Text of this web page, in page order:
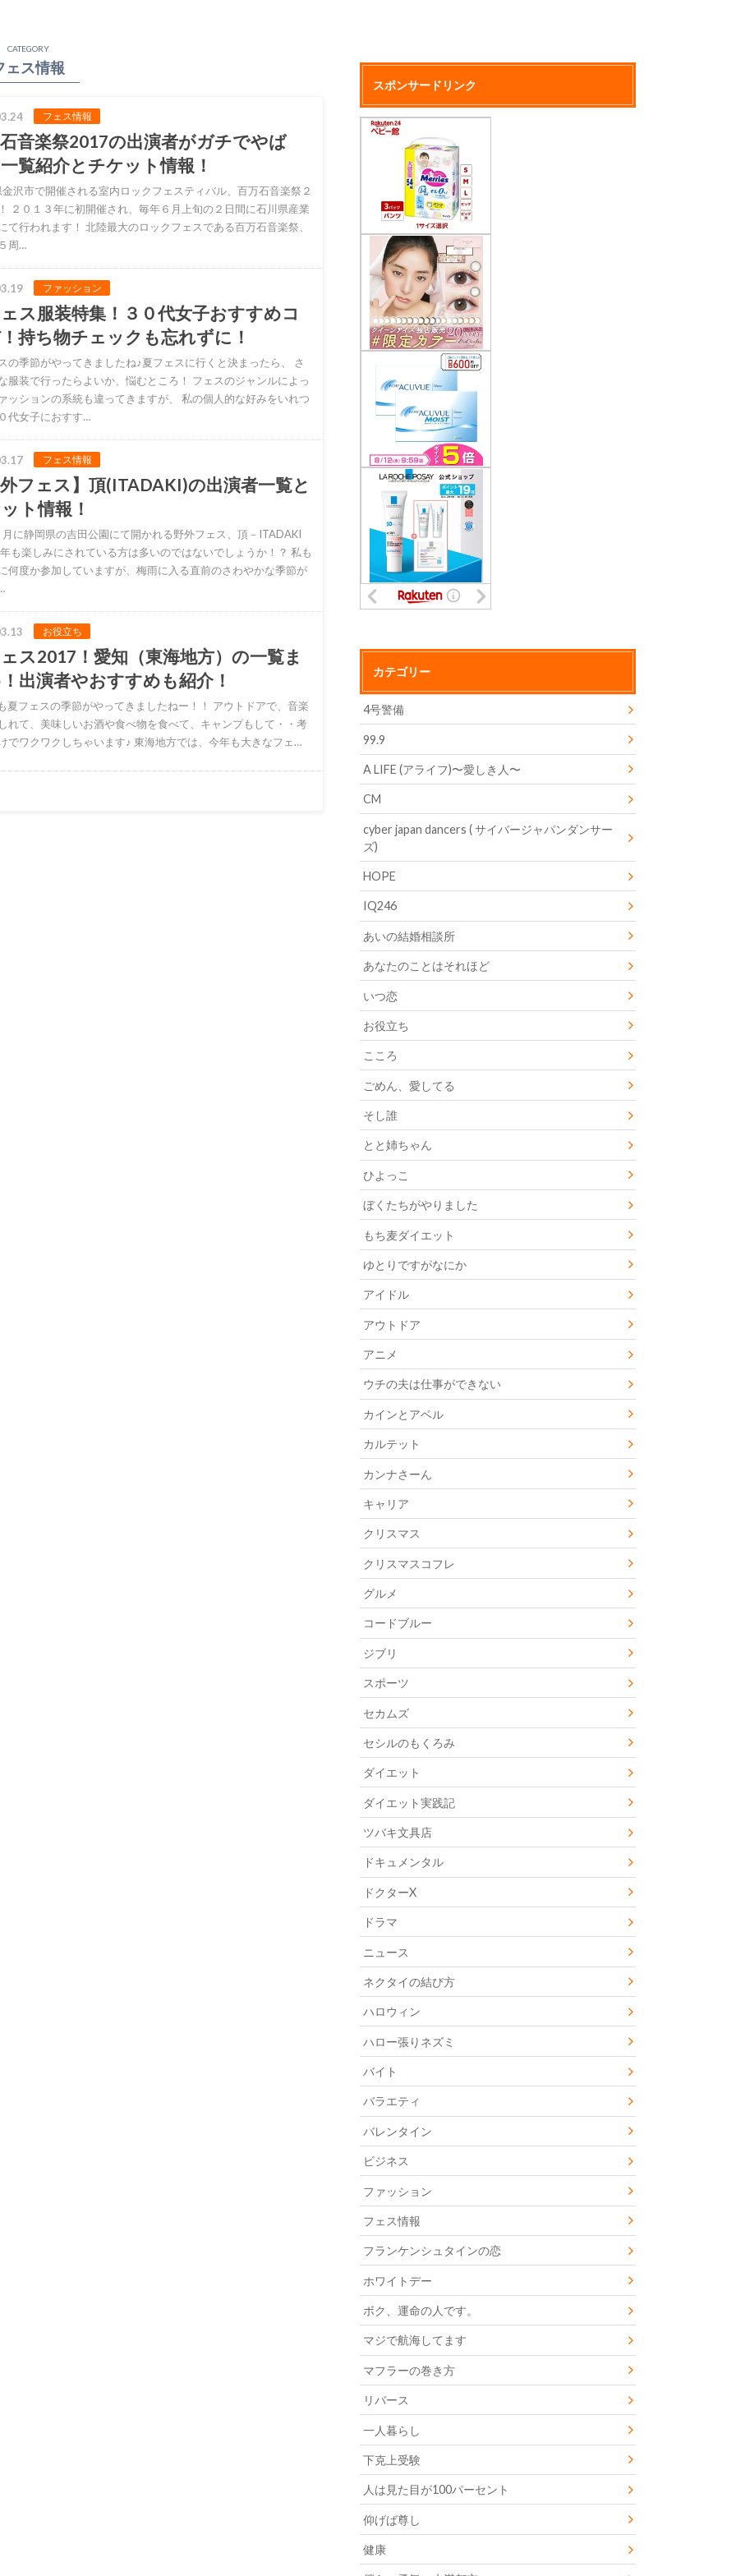
CATEGORY
ェス情報
フェス情報
音楽祭2017の出演者がガチでやば
覧紹介とチケット情報！
沢市で開催される室内ロックフェスティバル、百万石音楽祭２
２０１３年に初開催され、毎年６月上旬の２日間に石川県産業
て行われます！ 北陸最大のロックフェスである百万石音楽祭、
周…
ファッション
ス服装特集！３０代女子おすすめコ
持ち物チェックも忘れずに！
の季節がやってきましたね♪夏フェスに行くと決まったら、 さ
服装で行ったらよいか、悩むところ！ フェスのジャンルによっ
ッションの系統も違ってきますが、 私の個人的な好みをいれつ
代女子におすす…
フェス情報
フェス】頂(ITADAKI)の出演者一覧と
ト情報！
に静岡県の吉田公園にて開かれる野外フェス、頂－ITADAKI
も楽しみにされている方は多いのではないでしょうか！？ 私も
何度か参加していますが、梅雨に入る直前のさわやかな季節が
お役立ち
ス2017！愛知（東海地方）の一覧ま
出演者やおすすめも紹介！
フェスの季節がやってきましたねー！！ アウトドアで、音楽
れて、美味しいお酒や食べ物を食べて、キャンプもして・・考
でワクワクしちゃいます♪ 東海地方では、今年も大きなフェ…
スポンサードリンク
カテゴリー
4号警備
99.9
A LIFE (アライフ)〜愛しき人〜
CM
cyber japan dancers ( サイバージャパンダンサー
ズ)
HOPE
IQ246
あいの結婚相談所
あなたのことはそれほど
いつ恋
お役立ち
こころ
ごめん、愛してる
そし誰
とと姉ちゃん
ひよっこ
ぼくたちがやりました
もち麦ダイエット
ゆとりですがなにか
アイドル
アウトドア
アニメ
ウチの夫は仕事ができない
カインとアベル
カルテット
カンナさーん
キャリア
クリスマス
クリスマスコフレ
グルメ
コードブルー
ジブリ
スポーツ
セカムズ
セシルのもくろみ
ダイエット
ダイエット実践記
ツバキ文具店
ドキュメンタル
ドクターX
ドラマ
ニュース
ネクタイの結び方
ハロウィン
ハロー張りネズミ
バイト
バラエティ
バレンタイン
ビジネス
ファッション
フェス情報
フランケンシュタインの恋
ホワイトデー
ボク、運命の人です。
マジで航海してます
マフラーの巻き方
リバース
一人暮らし
下克上受験
人は見た目が100パーセント
仰げば尊し
健康